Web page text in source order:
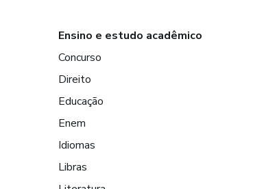
Ensino e estudo acadêmico
Concurso
Direito
Educação
Enem
Idiomas
Libras